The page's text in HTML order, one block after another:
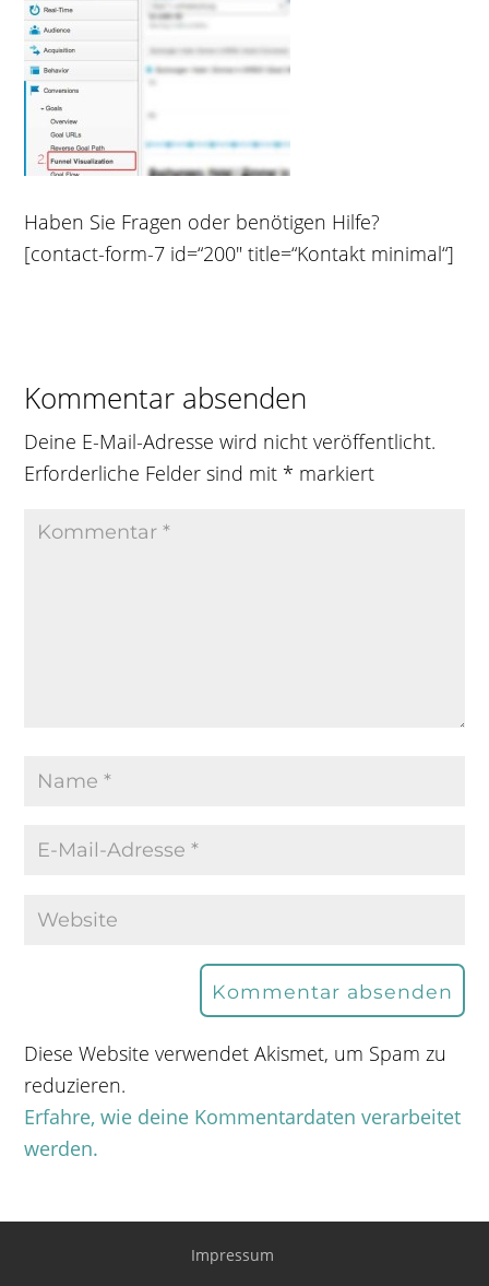
Haben Sie Fragen oder benötigen Hilfe?
[contact-form-7 id=“200″ title=“Kontakt minimal“]
Kommentar absenden
Deine E-Mail-Adresse wird nicht veröffentlicht.
Erforderliche Felder sind mit * markiert
Diese Website verwendet Akismet, um Spam zu
reduzieren.
Erfahre, wie deine Kommentardaten verarbeitet
werden.
Impressum